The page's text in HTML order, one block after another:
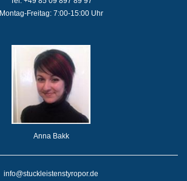
Montag-Freitag: 7:00-15:00 Uhr
Anna Bakk
info@stuckleistenstyropor.de